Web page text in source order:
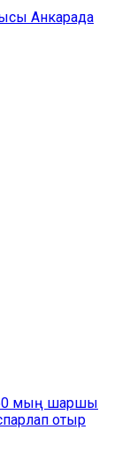
Анкарада
мың шаршы
отыр